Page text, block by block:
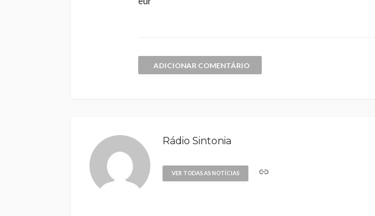
ADICIONAR COMENTÁRIO
Rádio Sintonia
VER TODAS AS NOTÍCIAS